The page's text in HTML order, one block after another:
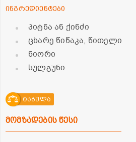
ინგრედიენტები
პიტნა ან ქინძი
ცხარე წიწაკა, წითელი
ნიორი
სულგუნი
ტაბულა
მომზადების წესი